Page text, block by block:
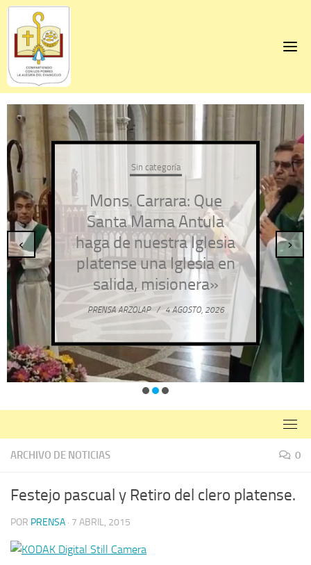
Skip
content
Sin categoría
Mons. Carrara: Que
Santa Mama Antula
haga de nuestra Iglesia
platense una Iglesia en
salida, misionera»
PRENSA ARZOLAP / 4 AGOSTO, 2026
‹ ›
ARCHIVO DE NOTICIAS 0
Festejo pascual y Retiro del clero platense.
POR PRENSA · 7 ABRIL, 2015